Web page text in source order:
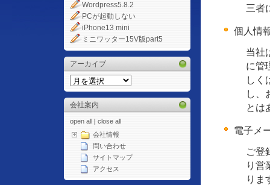
Wordpress5.8.2
PCが起動しない
iPhone13 mini
ミニワッター15V版part5
アーカイブ
会社案内
open all | close all
会社情報
問い合わせ
サイトマップ
アクセス
三者
個人情
当社
に管
しく
し、
とは
電子メ
ご登
り営
りま